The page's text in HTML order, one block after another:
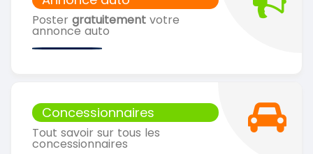
Poster gratuitement votre
annonce auto
Concessionnaires
Tout savoir sur tous les
concessionnaires